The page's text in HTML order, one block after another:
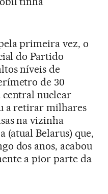
primeira vez, o
do Partido
níveis de
de 30
nuclear
a retirar milhares
na vizinha
(atual Belarus) que,
dos anos, acabou
a pior parte da